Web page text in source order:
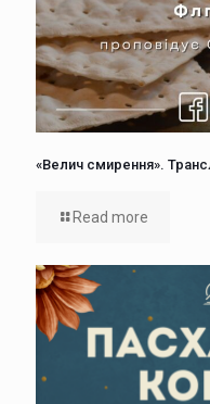
«Велич смирення».
Read more